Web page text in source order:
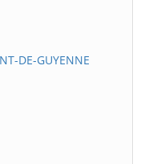
DE-GUYENNE